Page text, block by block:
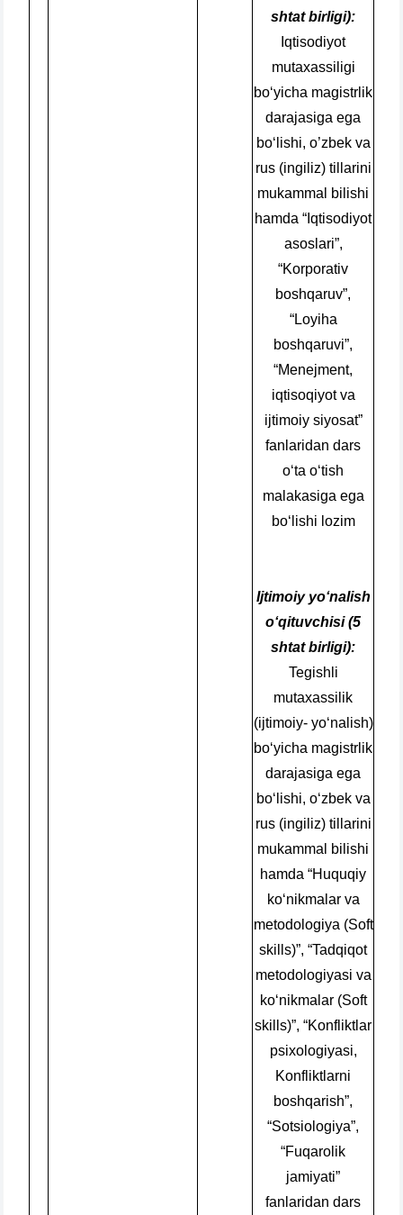
shtat birligi):
Iqtisodiyot
mutaxassiligi
bo‘yicha magistrlik
darajasiga ega
bo‘lishi, o’zbek va
rus (ingiliz) tillarini
mukammal bilishi
hamda “Iqtisodiyot
asoslari”,
“Korporativ
boshqaruv”,
“Loyiha
boshqaruvi”,
“Menejment,
iqtisoqiyot va
ijtimoiy siyosat”
fanlaridan dars
o‘ta o‘tish
malakasiga ega
bo‘lishi lozim
Ijtimoiy yo‘nalish
o‘qituvchisi (5
shtat birligi):
Tegishli
mutaxassilik
(ijtimoiy- yo‘nalish)
bo‘yicha magistrlik
darajasiga ega
bo‘lishi, o‘zbek va
rus (ingiliz) tillarini
mukammal bilishi
hamda “Huquqiy
ko‘nikmalar va
metodologiya (Soft
skills)”, “Tadqiqot
metodologiyasi va
ko‘nikmalar (Soft
skills)”, “Konfliktlar
psixologiyasi,
Konfliktlarni
boshqarish”,
“Sotsiologiya”,
“Fuqarolik
jamiyati”
fanlaridan dars